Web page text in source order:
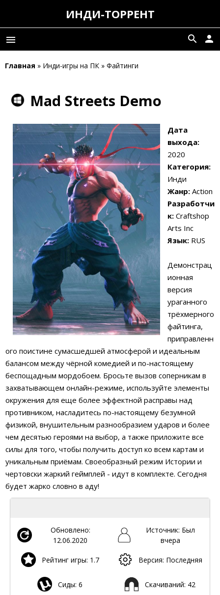
ИНДИ-ТОРРЕНТ
menu person
search
Главная » Инди-игры на ПК » Файтинги
Mad Streets Demo
Дата
выхода:
2020
Категория:
Инди
Жанр: Action
Разработчи
к: Craftshop
Arts Inc
Язык: RUS
Демонстрац
ионная
версия
ураганного
трёхмерного
файтинга,
приправленн
ого поистине сумасшедшей атмосферой и идеальным
балансом между чёрной комедией и по-настоящему
беспощадным мордобоем. Бросьте вызов соперникам в
захватывающем онлайн-режиме, используйте элементы
окружения для еще более эффектной расправы над
противником, насладитесь по-настоящему безумной
физикой, внушительным разнообразием ударов и более
чем десятью героями на выбор, а также приложите все
силы для того, чтобы получить доступ ко всем картам и
уникальным приёмам. Своеобразный режим Истории и
чертовски жаркий геймплей - идут в комплекте. Сегодня
будет жарко словно в аду!
Обновлено:
12.06.2020
Источник: Был
вчера
Рейтинг игры: 1.7 Версия: Последняя
Сиды: 6 Скачиваний: 42